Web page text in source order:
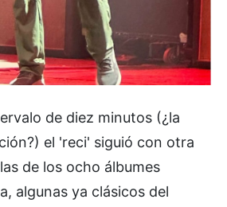
de diez minutos (¿la
el 'reci' siguió con otra
de los ocho álbumes
algunas ya clásicos del